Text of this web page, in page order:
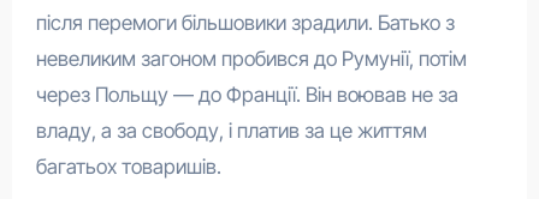
після перемоги більшовики зрадили. Батько з
невеликим загоном пробився до Румунії, потім
через Польщу — до Франції. Він воював не за
владу, а за свободу, і платив за це життям
багатьох товаришів.